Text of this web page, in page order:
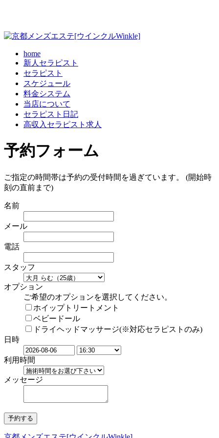
home
新人セラピスト
セラピスト
スケジュール
料金システム
当店について
セラピスト日記
高収入セラピスト求人
予約フォーム
ご指定の時間帯は予約の受付時間を過ぎています。 (開始時
刻の直前まで)
名前
メール
電話
スタッフ
オプション
ご希望のオプションを選択してください。
ホイップトリートメント
ベビードール
ドライヘッドマッサージ(※対応セラピストのみ)
日時
利用時間
メッセージ